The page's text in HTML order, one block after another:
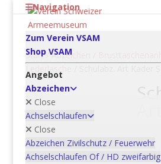
Navigation
Zum Verein VSAM
Shop VSAM
Angebot
Abzeichen
Close
Achselschlaufen
Close
Abzeichen Zivilschutz / Feuerwehr
Achselschlaufen Of / HD zweifarbig
Start/Abzeichen
Lederlasche
CHF